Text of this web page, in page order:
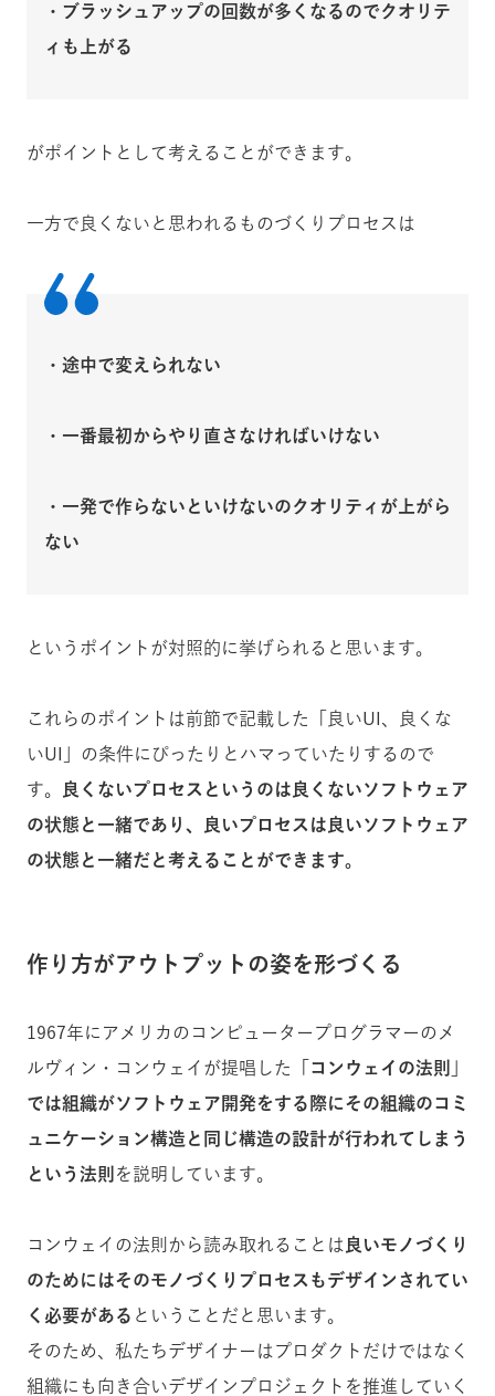
・ブラッシュアップの回数が多くなるのでクオリテ
ィも上がる
がポイントとして考えることができます。
一方で良くないと思われるものづくりプロセスは
・途中で変えられない
・一番最初からやり直さなければいけない
・一発で作らないといけないのクオリティが上がら
ない
というポイントが対照的に挙げられると思います。
これらのポイントは前節で記載した「良いUI、良くな
いUI」の条件にぴったりとハマっていたりするので
す。
良くないプロセスというのは良くないソフトウェア
の状態と一緒であり、良いプロセスは良いソフトウェア
の状態と一緒だと考えることができます。
作り方がアウトプットの姿を形づくる
1967年にアメリカのコンピュータープログラマーのメ
ルヴィン・コンウェイが提唱した
「コンウェイの法則」
では組織がソフトウェア開発をする際にその組織のコミ
ュニケーション構造と同じ構造の設計が行われてしまう
という法則 を説明しています。
コンウェイの法則から読み取れることは 良いモノづくり
のためにはそのモノづくりプロセスもデザインされてい
く必要がある ということだと思います。
そのため、私たちデザイナーはプロダクトだけではなく
組織にも向き合いデザインプロジェクトを推進していく